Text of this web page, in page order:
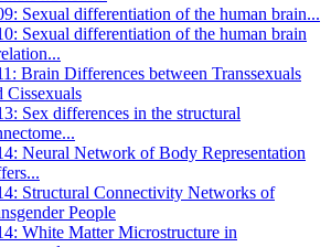
Sexual differentiation of the human brain...
Sexual differentiation of the human brain
Brain Differences between Transsexuals
Cissexuals
Sex differences in the structural
Neural Network of Body Representation
Structural Connectivity Networks of
People
White Matter Microstructure in